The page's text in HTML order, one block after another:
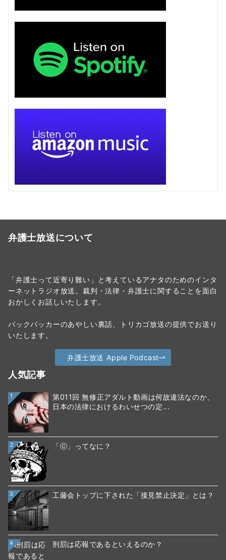
弁護士放送について
「弁護士って近寄り難い」と考えているアナタのためのインタ
ーネットラジオ放送。裁判・法律・弁護士に関することを面白
おかしくお話しいたします。
バックパッカーのあやしい裏話、トリカゴ放送の提供でお送り
いたします。
弁護士放送 Apple Podcast
人気記事
1
第011回 無修正アダルト動画は何故違法なのか、
日本の法律におけるわいせつの定...
2 「ⓒ」ってなに？
3 工藤会トップに下された「接見禁止決定」とは？
4 刑罰は応報であるといえるのか？